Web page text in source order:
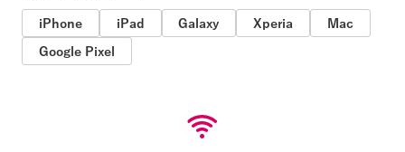
iPhone iPad Galaxy Xperia
Mac
Google Pixel